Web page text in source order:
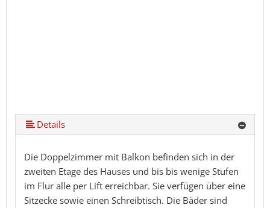
Details
Die Doppelzimmer mit Balkon befinden sich in der
zweiten Etage des Hauses und bis bis wenige Stufen
im Flur alle per Lift erreichbar. Sie verfügen über eine
Sitzecke sowie einen Schreibtisch. Die Bäder sind